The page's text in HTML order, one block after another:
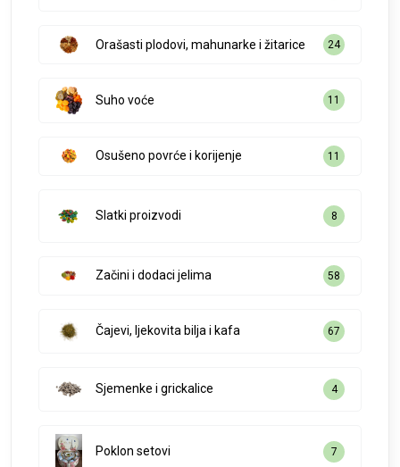
Orašasti plodovi, mahunarke i žitarice 24
Suho voće 11
Osušeno povrće i korijenje 11
Slatki proizvodi 8
Začini i dodaci jelima 58
Čajevi, ljekovita bilja i kafa 67
Sjemenke i grickalice 4
Poklon setovi 7